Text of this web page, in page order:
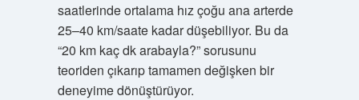
saatlerinde ortalama hız çoğu ana arterde
25–40 km/saate kadar düşebiliyor. Bu da
“20 km kaç dk arabayla?” sorusunu
teoriden çıkarıp tamamen değişken bir
deneyime dönüştürüyor.